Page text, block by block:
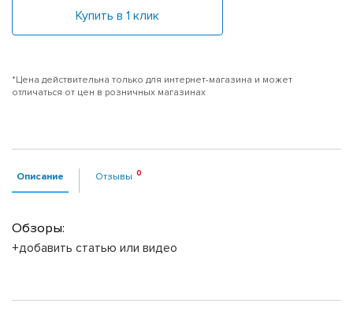
Купить в 1 клик
*Цена действительна только для интернет-магазина и может
отличаться от цен в розничных магазинах
Описание Отзывы
Обзоры:
+добавить статью или видео